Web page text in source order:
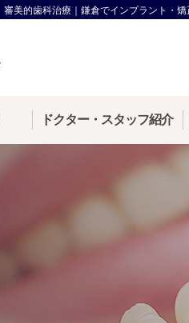
審美的歯科治療｜鎌倉でインプラント・
ドクター・スタッフ紹介